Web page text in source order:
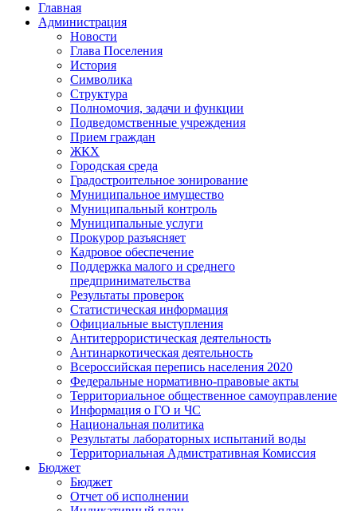
Главная
Администрация
Новости
Глава Поселения
История
Символика
Структура
Полномочия, задачи и функции
Подведомственные учреждения
Прием граждан
ЖКХ
Городская среда
Градостроительное зонирование
Муниципальное имущество
Муниципальный контроль
Муниципальные услуги
Прокурор разъясняет
Кадровое обеспечение
Поддержка малого и среднего
предпринимательства
Результаты проверок
Статистическая информация
Официальные выступления
Антитеррористическая деятельность
Антинаркотическая деятельность
Всероссийская перепись населения 2020
Федеральные нормативно-правовые акты
Территориальное общественное самоуправление
Информация о ГО и ЧС
Национальная политика
Результаты лабораторных испытаний воды
Территориальная Адмистративная Комиссия
Бюджет
Бюджет
Отчет об исполнении